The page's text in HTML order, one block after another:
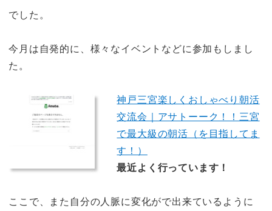
でした。
今月は自発的に、様々なイベントなどに参加もしまし
た。
神戸三宮楽しくおしゃべり朝活
交流会｜アサトーーク！！三宮
で最大級の朝活（を目指してま
す！）
最近よく行っています！
ここで、また自分の人脈に変化がで出来ているように